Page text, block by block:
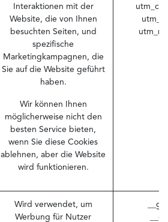
Interaktionen mit der
Website, die von Ihnen
besuchten Seiten, und
spezifische
Marketingkampagnen, die
Sie auf die Website geführt
haben.
Wir können Ihnen
möglicherweise nicht den
besten Service bieten,
wenn Sie diese Cookies
ablehnen, aber die Website
wird funktionieren.
Wird verwendet, um
Werbung für Nutzer